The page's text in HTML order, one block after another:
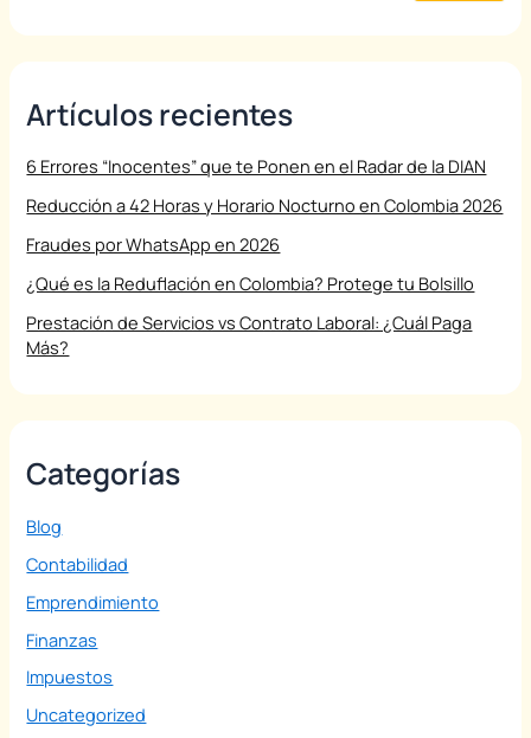
Artículos recientes
6 Errores “Inocentes” que te Ponen en el Radar de la DIAN
Reducción a 42 Horas y Horario Nocturno en Colombia 2026
Fraudes por WhatsApp en 2026
¿Qué es la Reduflación en Colombia? Protege tu Bolsillo
Prestación de Servicios vs Contrato Laboral: ¿Cuál Paga
Más?
Categorías
Blog
Contabilidad
Emprendimiento
Finanzas
Impuestos
Uncategorized